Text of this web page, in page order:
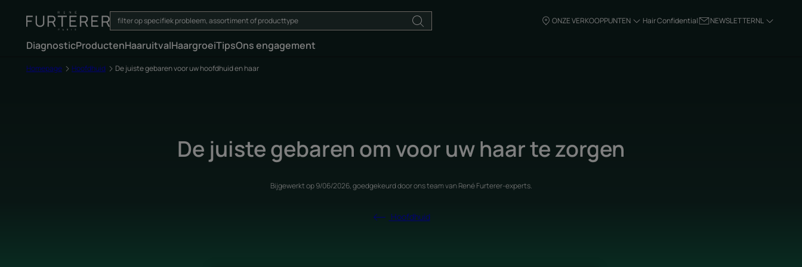
ONZE VERKOOPPUNTEN Hair Confidential NEWSLETTERNL
DiagnosticProductenHaaruitvalHaargroeiTipsOns engagement
Homepage Hoofdhuid De juiste gebaren voor uw hoofdhuid en haar
De juiste gebaren om voor uw haar te zorgen
Bijgewerkt op9/06/2026, goedgekeurd doorons team van René Furterer-experts.
Hoofdhuid